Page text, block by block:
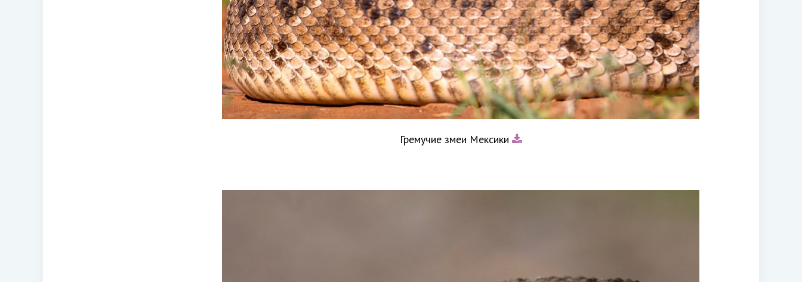
Гремучие змеи Мексики